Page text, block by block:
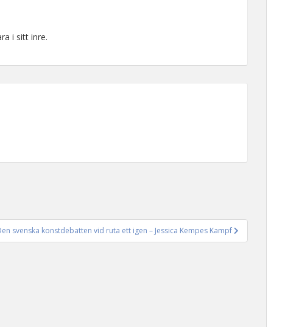
i sitt inre.
svenska konstdebatten vid ruta ett igen – Jessica Kempes Kampf